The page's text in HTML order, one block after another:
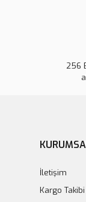
256
İletişim
Kargo Takibi